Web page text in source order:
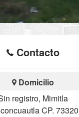
Contacto
Domicilio
registro, Mimitla
CP. 73320